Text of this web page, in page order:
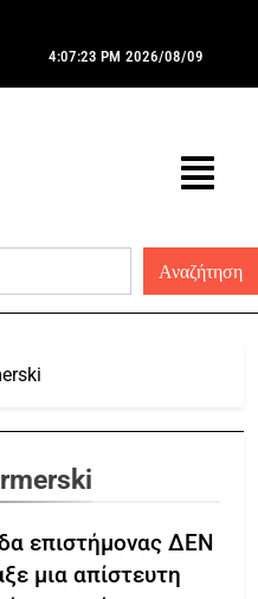
4:07:23 PM 2026/08/09
επιστήμονας ΔΕΝ
μια απίστευτη